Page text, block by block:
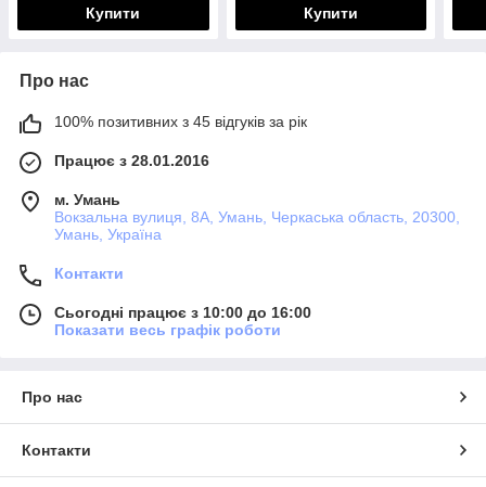
Купити Купити
Про нас
100% позитивних з 45 відгуків за рік
Працює з 28.01.2016
м. Умань
Вокзальна вулиця, 8А, Умань, Черкаська область, 20300,
Умань, Україна
Контакти
Сьогодні працює з 10:00 до 16:00
Показати весь графік роботи
Про нас
Контакти